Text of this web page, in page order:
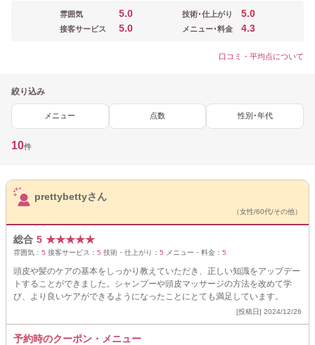
雰囲気 5.0
接客サービス 5.0
技術･仕上がり 5.0
メニュー･料金 4.3
口コミ・平均点について
絞り込み
メニュー 点数 性別･年代
10件
サロンPick Up
prettybettyさん
（女性/60代/その他）
総合 5 ★★★★★
雰囲気： 5 接客サービス： 5 技術・仕上がり： 5 メニュー・料金： 5
頭皮や髪のケアの基本をしっかり教えていただき、正しい知識をアップデー
トすることができました。シャンプーや頭皮マッサージの方法を改めて学
び、より良いケアができるようになったことにとても満足しています。
[投稿日] 2024/12/26
予約時のクーポン・メニュー